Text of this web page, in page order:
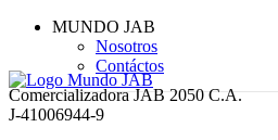
MUNDO JAB
Nosotros
Contáctos
Comercializadora JAB 2050 C.A.
J-41006944-9